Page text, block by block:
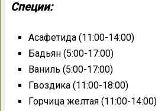
Специи:
Асафетида (11:00-14:00)
Бадьян (5:00-17:00)
Ваниль (5:00-17:00)
Гвоздика (11:00-18:00)
Горчица желтая (11:00-14:00)